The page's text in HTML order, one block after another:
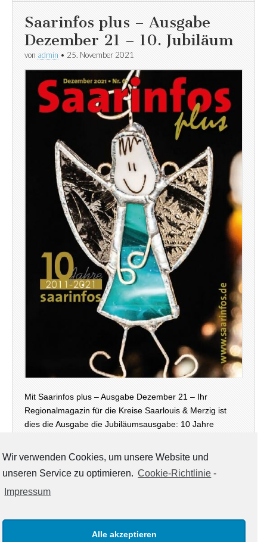
Saarinfos plus – Ausgabe
Dezember 21 – 10. Jubiläum
von admin • 25. November 2021
Mit Saarinfos plus – Ausgabe Dezember 21 – Ihr
Regionalmagazin für die Kreise Saarlouis & Merzig ist
dies die Ausgabe die Jubiläumsausgabe: 10 Jahre
wieder in digitaler Version – neben der Print-Ausgabe,…
Wir verwenden Cookies, um unsere Website und
unseren Service zu optimieren. Cookie-Richtlinie -
Impressum
Alle akzeptieren